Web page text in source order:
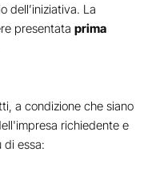
dell’iniziativa. La
presentataprima
a condizione che siano
richiedente e
essa: